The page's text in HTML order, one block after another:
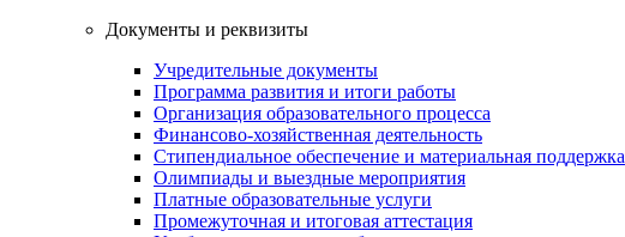
Документы и реквизиты
Учредительные документы
Программа развития и итоги работы
Организация образовательного процесса
Финансово-хозяйственная деятельность
Стипендиальное обеспечение и материальная поддержка
Олимпиады и выездные мероприятия
Платные образовательные услуги
Промежуточная и итоговая аттестация